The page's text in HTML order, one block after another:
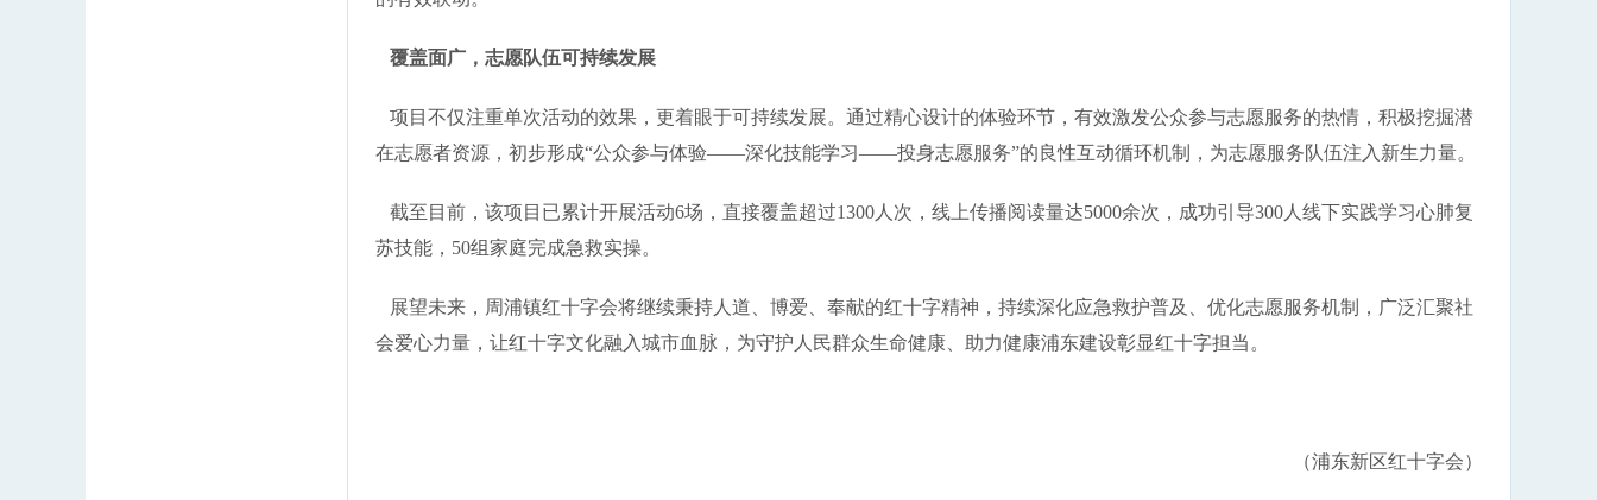
覆盖面广，志愿队伍可持续发展
项目不仅注重单次活动的效果，更着眼于可持续发展。通过精心设计的体验环节，有效激发公众参与志愿服务的热情，积极挖掘潜
在志愿者资源，初步形成“公众参与体验——深化技能学习——投身志愿服务”的良性互动循环机制，为志愿服务队伍注入新生力量。
截至目前，该项目已累计开展活动6场，直接覆盖超过1300人次，线上传播阅读量达5000余次，成功引导300人线下实践学习心肺复
苏技能，50组家庭完成急救实操。
展望未来，周浦镇红十字会将继续秉持人道、博爱、奉献的红十字精神，持续深化应急救护普及、优化志愿服务机制，广泛汇聚社
会爱心力量，让红十字文化融入城市血脉，为守护人民群众生命健康、助力健康浦东建设彰显红十字担当。
（浦东新区红十字会）